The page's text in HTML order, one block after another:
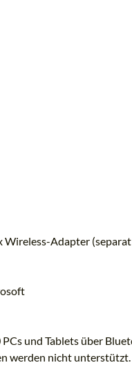
Wireless-Adapter
und Tablets über
werden nicht unterstützt.